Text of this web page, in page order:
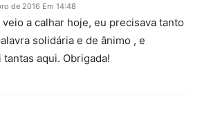
de 2016 Em 14:48
veio a calhar hoje, eu precisava tanto
solidária e de ânimo , e
aqui. Obrigada!